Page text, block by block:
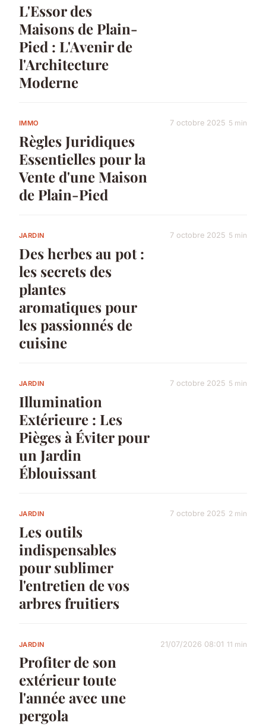
L'Essor des
Maisons de Plain-
Pied : L'Avenir de
l'Architecture
Moderne
IMMO
Règles Juridiques
Essentielles pour la
Vente d'une Maison
de Plain-Pied
7 octobre 2025 5 min
JARDIN
Des herbes au pot :
les secrets des
plantes
aromatiques pour
les passionnés de
cuisine
7 octobre 2025 5 min
JARDIN
Illumination
Extérieure : Les
Pièges à Éviter pour
un Jardin
Éblouissant
7 octobre 2025 5 min
JARDIN
Les outils
indispensables
pour sublimer
l'entretien de vos
arbres fruitiers
7 octobre 2025 2 min
JARDIN
Profiter de son
extérieur toute
l'année avec une
pergola
21/07/2026 08:01 11 min